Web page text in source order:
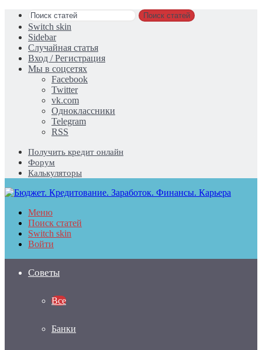
Поиск статей
Switch skin
Sidebar
Случайная статья
Вход / Регистрация
Мы в соцсетях
Facebook
Twitter
vk.com
Одноклассники
Telegram
RSS
Получить кредит онлайн
Форум
Калькуляторы
Меню
Поиск статей
Switch skin
Войти
Советы
Все
Банки